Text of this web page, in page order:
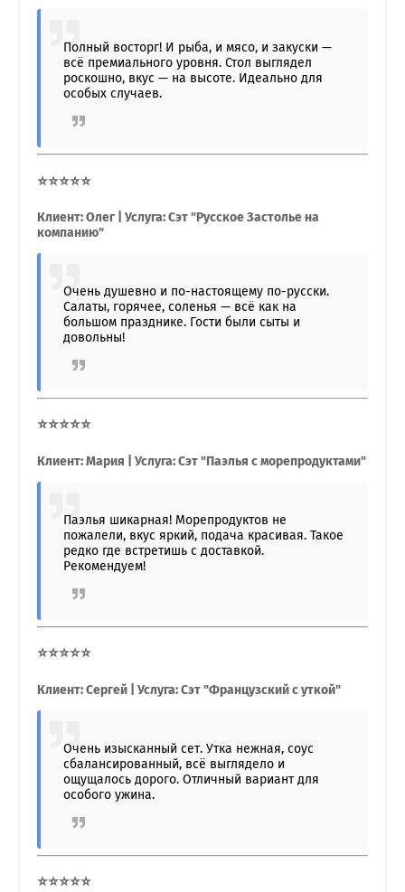
Полный восторг! И рыба, и мясо, и закуски —
всё премиального уровня. Стол выглядел
роскошно, вкус — на высоте. Идеально для
особых случаев.
⭐⭐⭐⭐⭐
Клиент: Олег | Услуга: Сэт "Русское Застолье на
компанию"
Очень душевно и по-настоящему по-русски.
Салаты, горячее, соленья — всё как на
большом празднике. Гости были сыты и
довольны!
⭐⭐⭐⭐⭐
Клиент: Мария | Услуга: Сэт "Паэлья с морепродуктами"
Паэлья шикарная! Морепродуктов не
пожалели, вкус яркий, подача красивая. Такое
редко где встретишь с доставкой.
Рекомендуем!
⭐⭐⭐⭐⭐
Клиент: Сергей | Услуга: Сэт "Французский с уткой"
Очень изысканный сет. Утка нежная, соус
сбалансированный, всё выглядело и
ощущалось дорого. Отличный вариант для
особого ужина.
⭐⭐⭐⭐⭐